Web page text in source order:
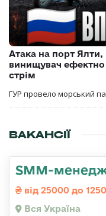
Атака на порт
винищувач
стрім
ГУР провело морський
ВАКАНСІЇ
SMM-
від 25000 до
Вся Україна